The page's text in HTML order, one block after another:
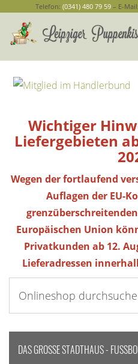
Telefon: (0341) 480 79 59– E-Mail:
Wichtiger
Liefergebieten
Wegen der fortlaufend
Auflagen der EU-
Europäischen Union
Privatkunden ab 12.
Lieferadressen
DAS GROSSE STADTHAUS -